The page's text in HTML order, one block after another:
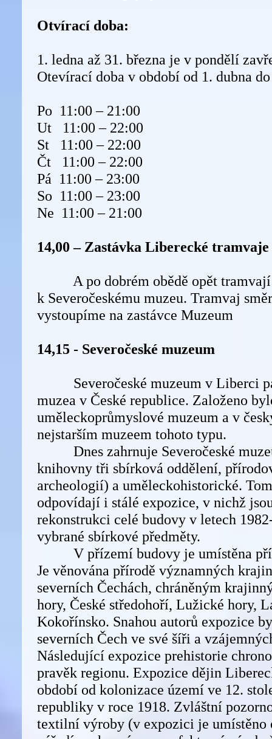
Otvírací doba:
1. ledna až 31. března je v pondělí
Otevírací doba v období od 1. dubna
Po 11:00 – 21:00
Ut 11:00 – 22:00
St 11:00 – 22:00
Čt 11:00 – 22:00
Pá 11:00 – 23:00
So 11:00 – 23:00
Ne 11:00 – 21:00
14,00 – Zastávka Liberecké tramvaje
A po dobrém obědě opět tramvají
k Severočeskému muzeu. Tramvaj
vystoupíme na zastávce Muzeum
14,15 - Severočeské muzeum
Severočeské muzeum v Liberci
muzea v České republice. Založeno
uměleckoprůmyslové muzeum a v
nejstarším muzeem tohoto typu.
Dnes zahrnuje Severočeské
knihovny tři sbírková oddělení,
archeologií) a uměleckohistorické.
odpovídají i stálé expozice, v nichž
rekonstrukci celé budovy v letech
vybrané sbírkové předměty.
V přízemí budovy je umístěna
Je věnována přírodě významných
severních Čechách, chráněným
hory, České středohoří, Lužické hory,
Kokořínsko. Snahou autorů expozice
severních Čech ve své šíři a
Následující expozice prehistorie
pravěk regionu. Expozice dějin
období od kolonizace území ve 12.
republiky v roce 1918. Zvláštní
textilní výroby (v expozici je